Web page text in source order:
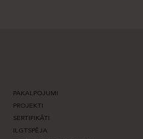
PAKALPOJUMI
PROJEKTI
SERTIFIKĀTI
ILGTSPĒJA